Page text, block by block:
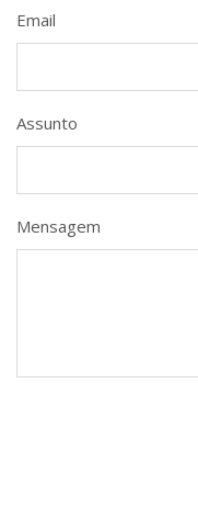
Email
Assunto
Mensagem